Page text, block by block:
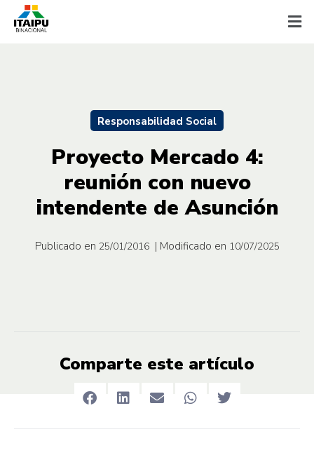
Responsabilidad Social
Proyecto Mercado 4:
reunión con nuevo
intendente de Asunción
Publicado en 25/01/2016 | Modificado en 10/07/2025
Comparte este artículo